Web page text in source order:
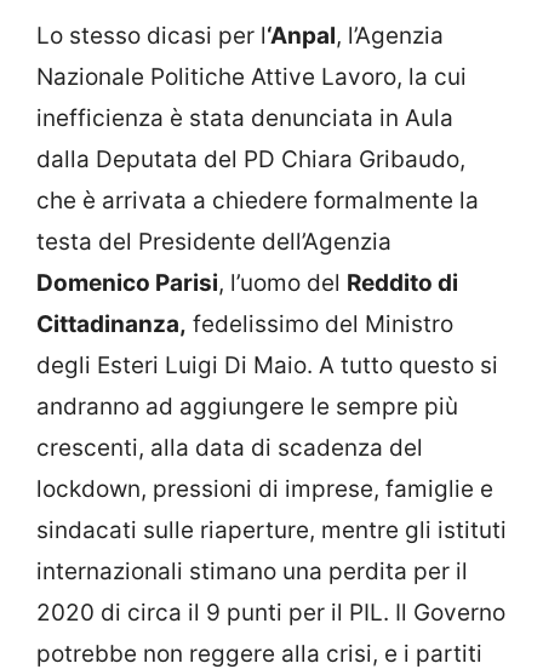
Lo stesso dicasi per l‘Anpal, l’Agenzia
Nazionale Politiche Attive Lavoro, la cui
inefficienza è stata denunciata in Aula
dalla Deputata del PD Chiara Gribaudo,
che è arrivata a chiedere formalmente la
testa del Presidente dell’Agenzia
Domenico Parisi, l’uomo del Reddito di
Cittadinanza, fedelissimo del Ministro
degli Esteri Luigi Di Maio. A tutto questo si
andranno ad aggiungere le sempre più
crescenti, alla data di scadenza del
lockdown, pressioni di imprese, famiglie e
sindacati sulle riaperture, mentre gli istituti
internazionali stimano una perdita per il
2020 di circa il 9 punti per il PIL. Il Governo
potrebbe non reggere alla crisi, e i partiti